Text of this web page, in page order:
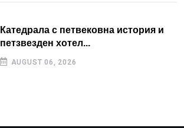
Катедрала с петвековна история и
петзвезден хотел...
AUGUST 06, 2026